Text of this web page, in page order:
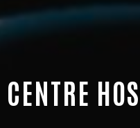
CENTRE